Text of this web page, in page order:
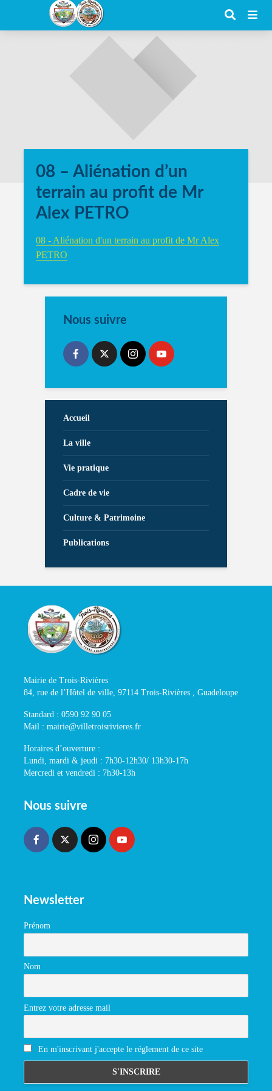
08 – Aliénation d’un
terrain au profit de Mr
Alex PETRO
08 - Aliénation d'un terrain au profit de Mr Alex
PETRO
Nous suivre
Accueil
La ville
Vie pratique
Cadre de vie
Culture & Patrimoine
Publications
Mairie de Trois-Rivières
84, rue de l’Hôtel de ville, 97114 Trois-Rivières , Guadeloupe
Standard : 0590 92 90 05
Mail : mairie@villetroisrivieres.fr
Horaires d’ouverture :
Lundi, mardi & jeudi : 7h30-12h30/ 13h30-17h
Mercredi et vendredi : 7h30-13h
Nous suivre
Newsletter
Prénom
Nom
Entrez votre adresse mail
En m'inscrivant j'accepte le réglement de ce site